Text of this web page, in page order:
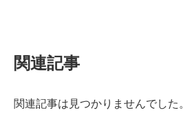
関連記事
関連記事は見つかりませんでした。